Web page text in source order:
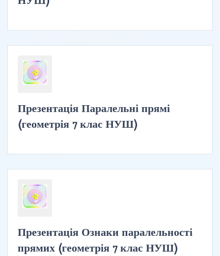
Презентація Паралельні прямі
(геометрія 7 клас НУШ)
Презентація Ознаки паралельності
прямих (геометрія 7 клас НУШ)